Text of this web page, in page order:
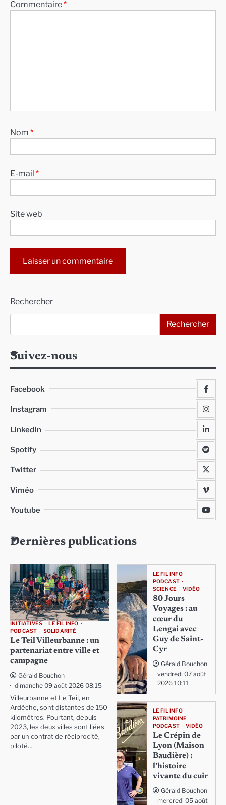
Commentaire*
Nom *
E-mail *
Site web
Rechercher
Rechercher
Suivez-nous
Facebook
Instagram
LinkedIn
Spotify
Twitter
Viméo
Youtube
Dernières publications
INITIATIVES
LE FIL INFO
PODCAST
SOLIDARITÉ
Le Teil Villeurbanne : un
partenariat entre ville et
campagne
Gérald Bouchon
dimanche 09 août 2026 08:15
Villeurbanne et Le Teil, en
Ardèche, sont distantes de 150
kilomètres. Pourtant, depuis
2023, les deux villes sont liées
par un contrat de réciprocité,
piloté…
LE FIL INFO
PODCAST
SCIENCE
VIDÉO
80 Jours
Voyages : au
cœur du
Lengai avec
Guy de Saint-
Cyr
Gérald Bouchon
vendredi 07 août
2026 10:11
LE FIL INFO
PATRIMOINE
PODCAST
VIDÉO
Le Crépin de
Lyon (Maison
Baudière) :
l’histoire
vivante du cuir
Gérald Bouchon
mercredi 05 août